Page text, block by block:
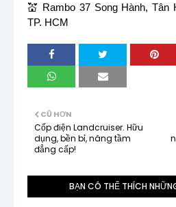
💒 Rambo 37 Song Hành, Tân
TP. HCM
CŨ HƠN
Cốp điện Landcruiser. Hữu
dụng, bền bỉ, nâng tầm
đẳng cấp!
BẠN CÓ THỂ THÍCH